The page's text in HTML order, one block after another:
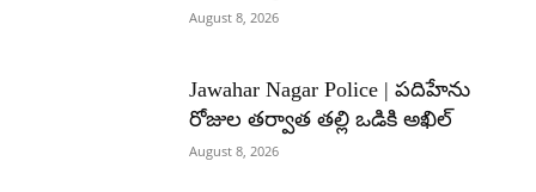
August 8, 2026
Jawahar Nagar Police | పదిహేను
రోజుల తర్వాత తల్లి ఒడికి అఖిల్
August 8, 2026